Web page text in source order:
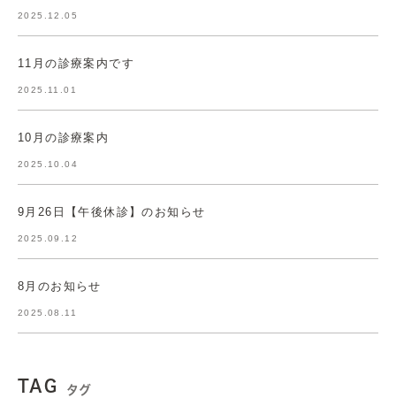
2025.12.05
11月の診療案内です
2025.11.01
10月の診療案内
2025.10.04
9月26日【午後休診】のお知らせ
2025.09.12
8月のお知らせ
2025.08.11
TAG タグ